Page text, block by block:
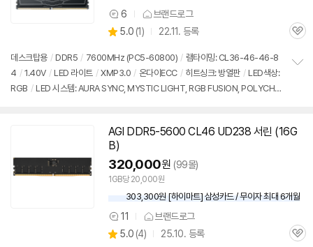
상
품
견
6 브랜드로그
별
점
5.0 (상
리
뷰
1) 22.11. 등록
관
데스크탑용 / DDR5 / 7600MHz (PC5-60800) / 램타이밍: CL36-46-46-8
4 / 1.40V / LED 라이트 / XMP3.0 / 온다이ECC / 히트싱크: 방열판 / LED색상:
RGB / LED 시스템: AURA SYNC, MYSTIC LIGHT, RGB FUSION, POLYCHR
AGI DDR5-5600 CL46 UD238 서린 (16G
B)
320,000원 (99몰)
1GB당 20,000원
303,300원 [하이마트] 삼성카드 / 무이자 최대 6개월
상
품
11 브랜드로그
별
5.0 (상
4) 25.10. 등록
관